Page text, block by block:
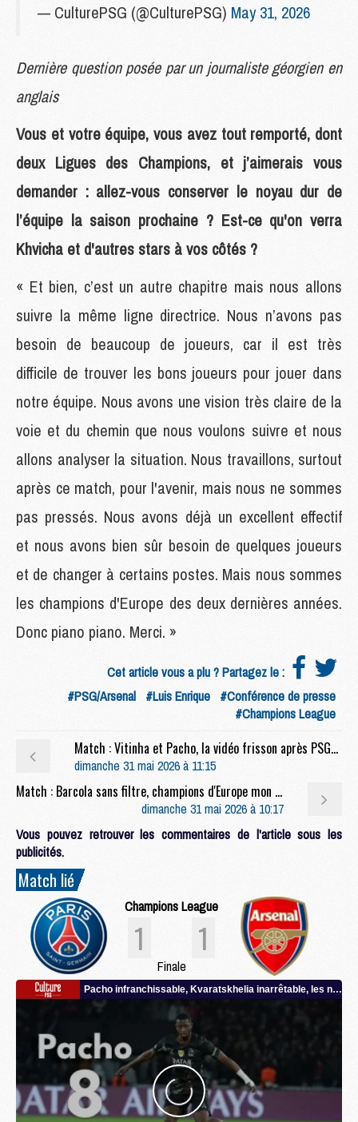
— CulturePSG (@CulturePSG) May 31, 2026
Dernière question posée par un journaliste géorgien en
anglais
Vous et votre équipe, vous avez tout remporté, dont
deux Ligues des Champions, et j’aimerais vous
demander : allez-vous conserver le noyau dur de
l’équipe la saison prochaine ? Est-ce qu'on verra
Khvicha et d'autres stars à vos côtés ?
« Et bien, c’est un autre chapitre mais nous allons
suivre la même ligne directrice. Nous n’avons pas
besoin de beaucoup de joueurs, car il est très
difficile de trouver les bons joueurs pour jouer dans
notre équipe. Nous avons une vision très claire de la
voie et du chemin que nous voulons suivre et nous
allons analyser la situation. Nous travaillons, surtout
après ce match, pour l'avenir, mais nous ne sommes
pas pressés. Nous avons déjà un excellent effectif
et nous avons bien sûr besoin de quelques joueurs
et de changer à certains postes. Mais nous sommes
les champions d'Europe des deux dernières années.
Donc piano piano. Merci. »
Cet article vous a plu ? Partagez le :
#PSG/Arsenal #Luis Enrique #Conférence de presse
#Champions League
Match : Vitinha et Pacho, la vidéo frisson après PSG/Arsenal
dimanche 31 mai 2026 à 11:15
Match : Barcola sans filtre, champions d'Europe mon frère, etc, les réactions des joueurs du PSG
dimanche 31 mai 2026 à 10:17
Vous pouvez retrouver les commentaires de l'article sous les
publicités.
Match lié
Champions League
1 1
Finale